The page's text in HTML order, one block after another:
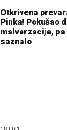
Otkrivena
Pinka! Pokušao
malverzacije, pa
saznalo